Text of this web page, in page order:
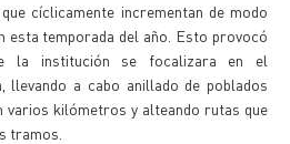
cíclicamente incrementan de modo
esta temporada del año. Esto provocó
la institución se focalizara en el
llevando a cabo anillado de poblados
varios kilómetros y alteando rutas que
tramos.